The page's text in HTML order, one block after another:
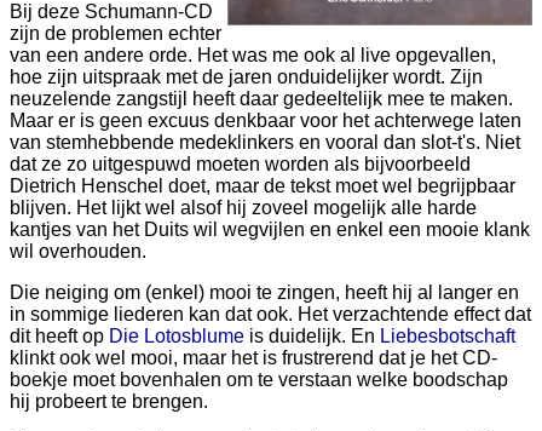
Bij deze Schumann-CD
zijn de problemen echter
van een andere orde. Het was me ook al live opgevallen,
hoe zijn uitspraak met de jaren onduidelijker wordt. Zijn
neuzelende zangstijl heeft daar gedeeltelijk mee te maken.
Maar er is geen excuus denkbaar voor het achterwege laten
van stemhebbende medeklinkers en vooral dan slot-t's. Niet
dat ze zo uitgespuwd moeten worden als bijvoorbeeld
Dietrich Henschel doet, maar de tekst moet wel begrijpbaar
blijven. Het lijkt wel alsof hij zoveel mogelijk alle harde
kantjes van het Duits wil wegvijlen en enkel een mooie klank
wil overhouden.
Die neiging om (enkel) mooi te zingen, heeft hij al langer en
in sommige liederen kan dat ook. Het verzachtende effect dat
dit heeft op Die Lotosblume is duidelijk. En Liebesbotschaft
klinkt ook wel mooi, maar het is frustrerend dat je het CD-
boekje moet bovenhalen om te verstaan welke boodschap
hij probeert te brengen.